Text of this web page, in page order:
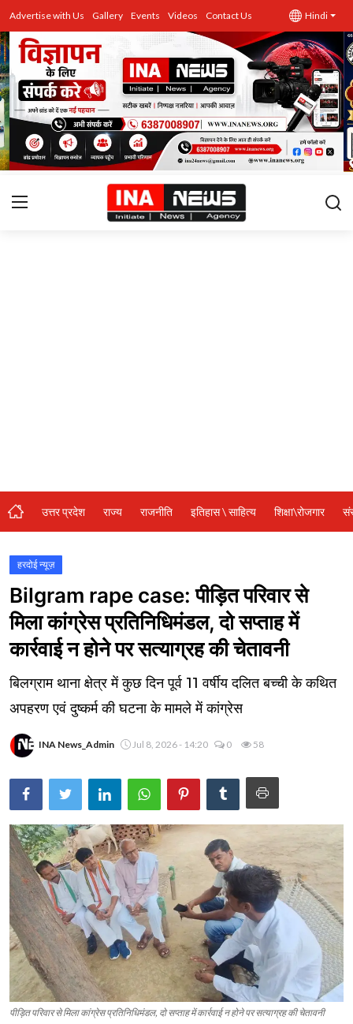
Advertise with Us Gallery Events Videos Contact Us Hindi
उत्तर प्रदेश
Advertise with Us
Events
राज्य
विशेष स्टोरी
अजब गजब
नई दिल्ली
कृषि
टेक्नोलॉजी / बिजनेस
वायरल न्यूज़
उत्तर प्रदेश राज्य राजनीति इतिहास \ साहित्य शिक्षा\रोजगार
हरदोई न्यूज़
Bilgram rape case: पीड़ित परिवार से
मिला कांग्रेस प्रतिनिधिमंडल, दो सप्ताह में
कार्रवाई न होने पर सत्याग्रह की चेतावनी
बिलग्राम थाना क्षेत्र में कुछ दिन पूर्व 11 वर्षीय दलित बच्ची के कथित
अपहरण एवं दुष्कर्म की घटना के मामले में कांग्रेस
INA News_Admin Jul 8, 2026 - 14:20 0 58
पीड़ित परिवार से मिला कांग्रेस प्रतिनिधिमंडल, दो सप्ताह में कार्रवाई न होने पर सत्याग्रह की चेतावनी